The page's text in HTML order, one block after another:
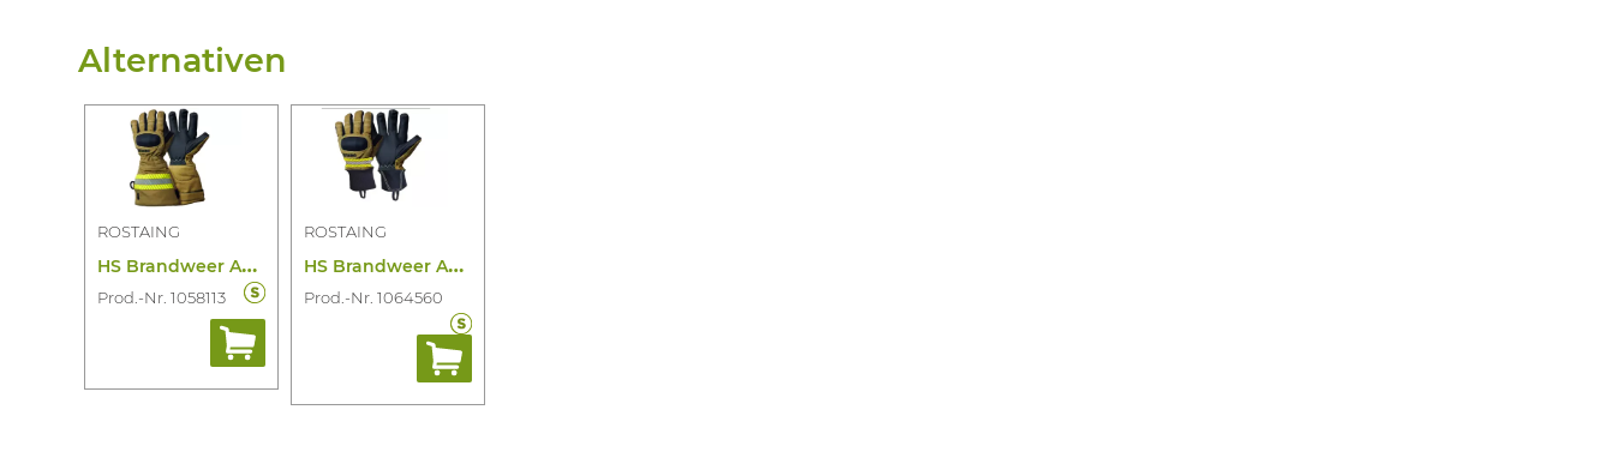
Alternativen
ROSTAING
H
S Brandweer ATTACK6PEOMTEX-B Cork
Prod.-Nr. 1058113
ROSTAING
H
S Brandweer ATTACK6PEOTEX-B Cork
Prod.-Nr. 1064560